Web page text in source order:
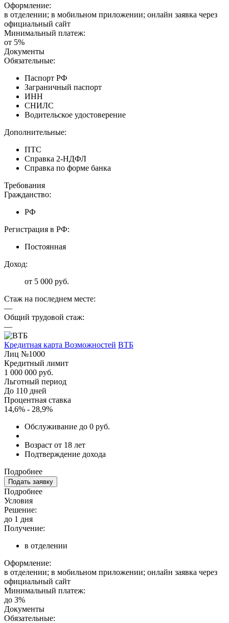
Оформление:
в отделении; в мобильном приложении; онлайн заявка через
официальный сайт
Минимальный платеж:
от 5%
Документы
Обязательные:
Паспорт РФ
Заграничный паспорт
ИНН
СНИЛС
Водительское удостоверение
Дополнительные:
ПТС
Справка 2-НДФЛ
Справка по форме банка
Требования
Гражданство:
РФ
Регистрация в РФ:
Постоянная
Доход:
от 5 000 руб.
Стаж на последнем месте:
—
Общий трудовой стаж:
—
Кредитная карта Возможностей ВТБ
Лиц №1000
Кредитный лимит
1 000 000 руб.
Льготный период
До 110 дней
Процентная ставка
14,6% - 28,9%
Обслуживание до 0 руб.
Возраст от 18 лет
Подтверждение дохода
Подробнее
Подать заявку
Подробнее
Условия
Решение:
до 1 дня
Получение:
в отделении
Оформление:
в отделении; в мобильном приложении; онлайн заявка через
официальный сайт
Минимальный платеж:
до 3%
Документы
Обязательные: